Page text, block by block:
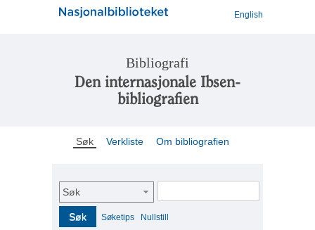
English
Bibliografi
Den internasjonale Ibsen-
bibliografien
Søk Verkliste Om bibliografien
Søk
Søk Søketips Nullstill